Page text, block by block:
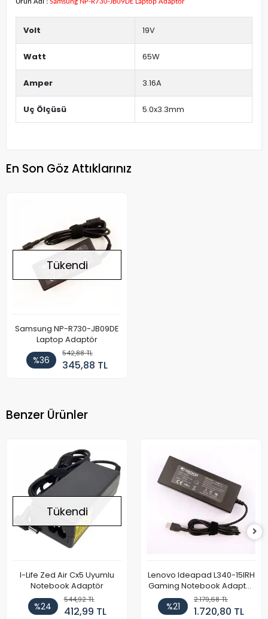
Ürün Adı : Samsung NP-R730-JB09DE Laptop Adaptör
Volt 19V
Watt 65W
Amper 3.16A
Uç Ölçüsü 5.0x3.3mm
En Son Göz Attıklarınız
Tükendi
Samsung NP-R730-JB09DE
Laptop Adaptör
%36
542,88 TL
345,88 TL
Benzer Ürünler
Tükendi
I-Life Zed Air Cx5 Uyumlu
Notebook Adaptör
%24
544,92 TL
412,99 TL
Lenovo Ideapad L340-15IRH
Gaming Notebook Adaptör
Cihazı Şarj Aleti (150W)
%21
2.179,68 TL
1.720,80 TL